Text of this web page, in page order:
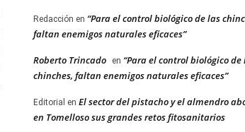
Redacción en “Para el control biológico de las
faltan enemigos naturales eficaces”
Roberto Trincado en “Para el control biológico de
chinches, faltan enemigos naturales eficaces”
Editorial en El sector del pistacho y el almendro
en Tomelloso sus grandes retos fitosanitarios